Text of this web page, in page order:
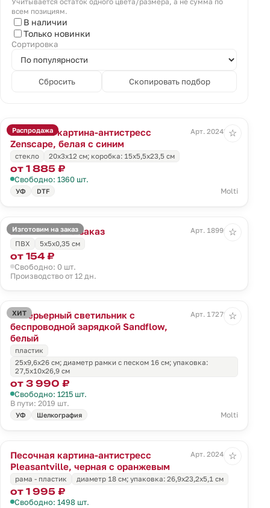
всем позициям.
В наличии
Только новинки
Сортировка
Сбросить Скопировать подбор
Распродажа
Песочная картина-антистресс
Zenscape, белая с синим
Арт. 20243.64
стекло 20х3х12 см; коробка: 15х5,5х23,5 см
от 1 885 ₽
Свободно: 1360 шт.
УФ DTF Molti
☆
Изготовим на заказ
Магнит Info на заказ
Арт. 18996.01
ПВХ
5х5х0,35 см
от 154 ₽
Свободно: 0 шт.
Производство от 12 дн.
☆
ХИТ
Интерьерный светильник с
беспроводной зарядкой Sandflow,
белый
Арт. 17279.60
пластик
25x9,6x26 см; диаметр рамки с песком 16 см; упаковка:
27,5x10x26,9 см
от 3 990 ₽
Свободно: 1215 шт.
В пути: 2019 шт.
УФ Шелкография Molti
☆
Песочная картина-антистресс
Pleasantville, черная с оранжевым
Арт. 20244.03
рама - пластик диаметр 18 см; упаковка: 26,9x23,2x5,1 см
от 1 995 ₽
Свободно: 1498 шт.
☆